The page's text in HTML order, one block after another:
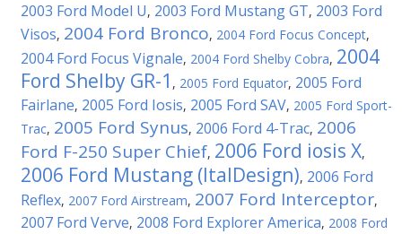
2003 Ford Model U, 2003 Ford Mustang GT, 2003 Ford
Visos, 2004 Ford Bronco, 2004 Ford Focus Concept,
2004 Ford Focus Vignale, 2004 Ford Shelby Cobra, 2004
Ford Shelby GR-1 , 2005 Ford Equator, 2005 Ford
Fairlane, 2005 Ford Iosis, 2005 Ford SAV, 2005 Ford Sport-
Trac, 2005 Ford Synus, 2006 Ford 4-Trac, 2006
Ford F-250 Super Chief, 2006 Ford iosis X,
2006 Ford Mustang (ItalDesign), 2006 Ford
Reflex, 2007 Ford Airstream, 2007 Ford Interceptor,
2007 Ford Verve, 2008 Ford Explorer America, 2008 Ford